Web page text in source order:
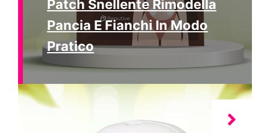
Patch Snellente Rimodella
Pancia E Fianchi In Modo
Pratico